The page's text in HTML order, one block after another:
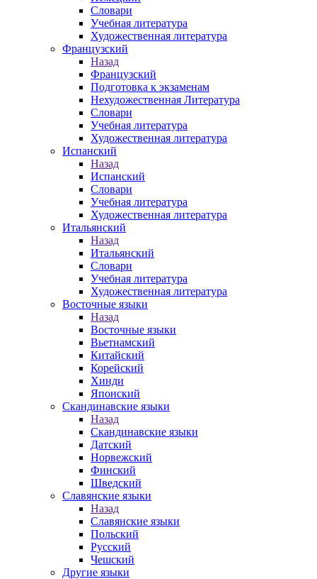
Словари
Учебная литература
Художественная литература
Французский
Назад
Французский
Подготовка к экзаменам
Нехудожественная Литература
Словари
Учебная литература
Художественная литература
Испанский
Назад
Испанский
Словари
Учебная литература
Художественная литература
Итальянский
Назад
Итальянский
Словари
Учебная литература
Художественная литература
Восточные языки
Назад
Восточные языки
Вьетнамский
Китайский
Корейский
Хинди
Японский
Скандинавские языки
Назад
Скандинавские языки
Датский
Норвежский
Финский
Шведский
Славянские языки
Назад
Славянские языки
Польский
Русский
Чешский
Другие языки